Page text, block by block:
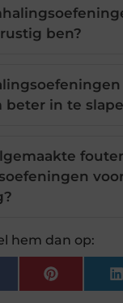
ben?
beter in te
hem dan op:
Pinterest